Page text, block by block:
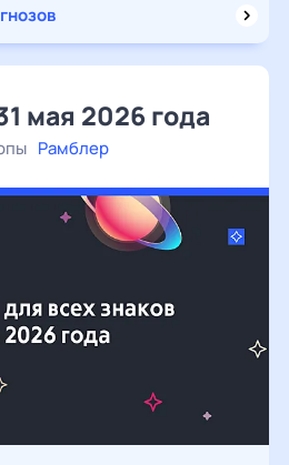
мая 2026 года
Рамблер